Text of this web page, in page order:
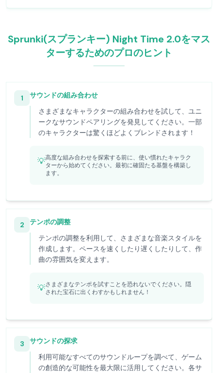
Sprunki(スプランキー) Night Time 2.0をマス
ターするためのプロのヒント
1
サウンドの組み合わせ
さまざまなキャラクターの組み合わせを試して、ユニ
ークなサウンドペアリングを発見してください。一部
のキャラクターは驚くほどよくブレンドされます！
💡高度な組み合わせを探索する前に、使い慣れたキャラク
ターから始めてください。最初に確固たる基盤を構築し
ます。
2
テンポの調整
テンポの調整を利用して、さまざまな音楽スタイルを
作成します。ペースを速くしたり遅くしたりして、作
曲の雰囲気を変えます。
💡さまざまなテンポを試すことを恐れないでください。隠
された宝石に出くわすかもしれません！
3
サウンドの探求
利用可能なすべてのサウンドループを調べて、ゲーム
の創造的な可能性を最大限に活用してください。各サ